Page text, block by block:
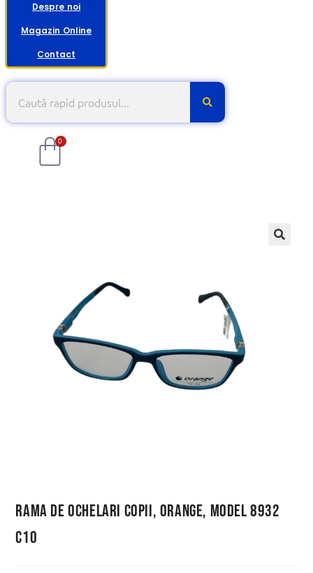
Despre noi
Magazin Online
Contact
0
Rama de ochelari copii, Orange, model 8932
C10